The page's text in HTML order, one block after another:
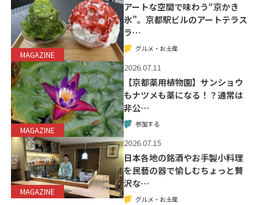
MAGAZINE
アートな空間で味わう“京かき
氷”。京都駅ビルのアートテラス
ラ…
グルメ・お土産
MAGAZINE
2026.07.11
【京都薬用植物園】サンショウ
もナツメも薬になる！？通常は
非公…
参加する
MAGAZINE
2026.07.15
日本各地の銘酒やお手製小料理
を民藝の器で愉しむちょっと贅
沢な…
グルメ・お土産